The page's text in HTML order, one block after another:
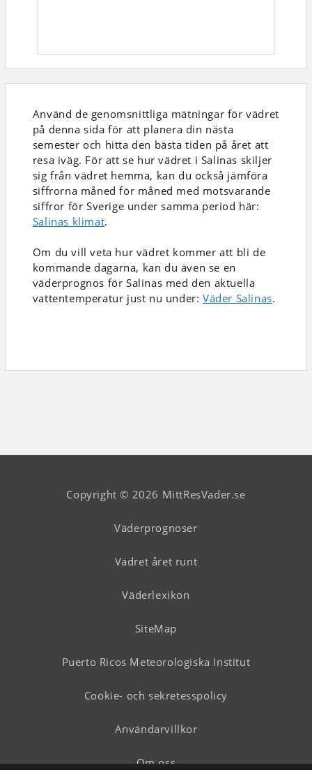
Använd de genomsnittliga mätningar för vädret
på denna sida för att planera din nästa
semester och hitta den bästa tiden på året att
resa iväg. För att se hur vädret i Salinas skiljer
sig från vädret hemma, kan du också jämföra
siffrorna måned för måned med motsvarande
siffror för Sverige under samma period här:
Salinas klimat.
Om du vill veta hur vädret kommer att bli de
kommande dagarna, kan du även se en
väderprognos för Salinas med den aktuella
vattentemperatur just nu under:Väder Salinas.
Copyright © 2026 MittResVader.se
Väderprognoser
Vädret året runt
Väderlexikon
SiteMap
Puerto Ricos Meteorologiska Institut
Cookie- och sekretesspolicy
Användarvillkor
Om oss